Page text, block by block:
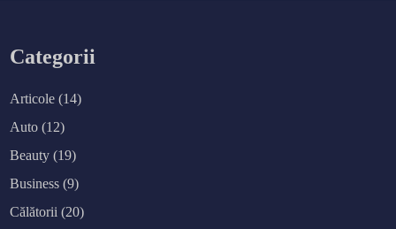
Categorii
Articole (14)
Auto (12)
Beauty (19)
Business (9)
Călătorii (20)